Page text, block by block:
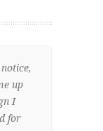
up
I
for